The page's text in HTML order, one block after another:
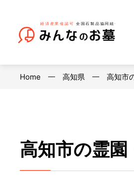
Home 高知県 高知市
高知市の霊園